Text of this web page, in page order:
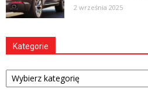
2 września 2025
Kategorie
Kategorie